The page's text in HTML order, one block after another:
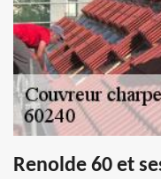
Renolde 60 et